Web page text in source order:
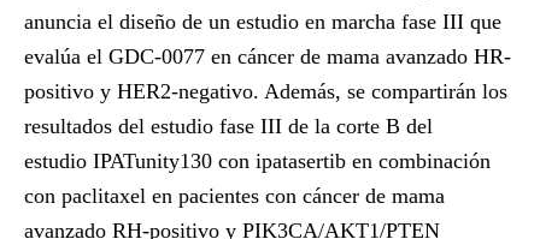
anuncia el diseño de un estudio en marcha fase III que
evalúa el GDC-0077 en cáncer de mama avanzado HR-
positivo y HER2-negativo. Además, se compartirán los
resultados del estudio fase III de la corte B del
estudio IPATunity130 con ipatasertib en combinación
con paclitaxel en pacientes con cáncer de mama
avanzado RH-positivo y PIK3CA/AKT1/PTEN